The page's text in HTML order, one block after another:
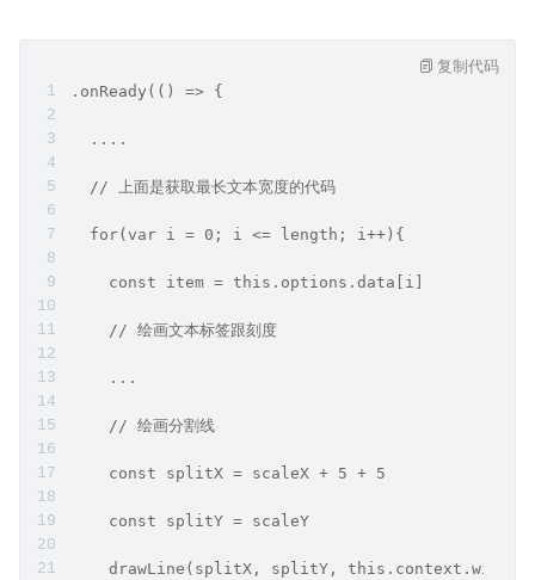
.onReady(() => {
  ....
  // 上面是获取最长文本宽度的代码
  for(var i = 0; i <= length; i++){
    const item = this.options.data[i]
    // 绘画文本标签跟刻度
    ...
    // 绘画分割线
    const splitX = scaleX + 5 + 5
    const splitY = scaleY
drawLine(splitX, splitY, this.context.width
复制代码